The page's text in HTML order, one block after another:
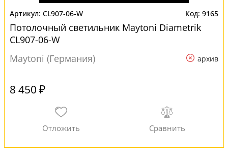
CL907-06-W 9165
Потолочный светильник Maytoni Diametrik
CL907-06-W
Maytoni (Германия)
архив
8 450 ₽